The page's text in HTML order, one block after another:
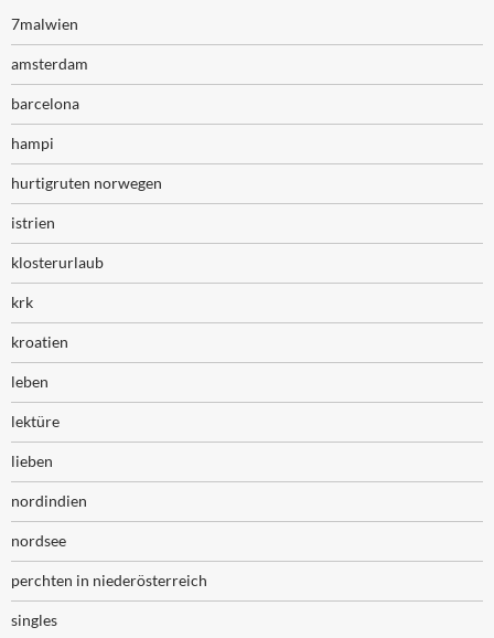
7malwien
amsterdam
barcelona
hampi
hurtigruten norwegen
istrien
klosterurlaub
krk
kroatien
leben
lektüre
lieben
nordindien
nordsee
perchten in niederösterreich
singles